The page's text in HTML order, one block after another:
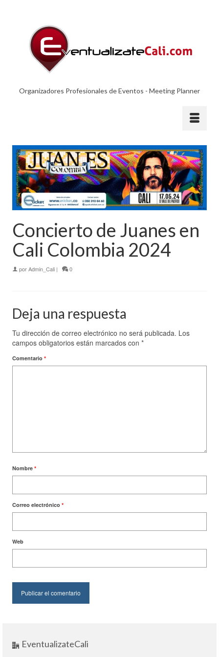
Organizadores Profesionales de Eventos - Meeting Planner
Concierto de Juanes en
Cali Colombia 2024
porAdmin_Cali | 0
Deja una respuesta
Tu dirección de correo electrónico no será publicada. Los
campos obligatorios están marcados con *
Comentario *
Nombre *
Correo electrónico *
Web
EventualizateCali